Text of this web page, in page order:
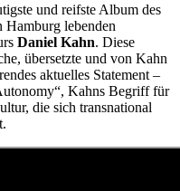
und reifste Album des
Hamburg lebenden
Daniel Kahn. Diese
übersetzte und von Kahn
aktuelles Statement –
Kahns Begriff für
die sich transnational